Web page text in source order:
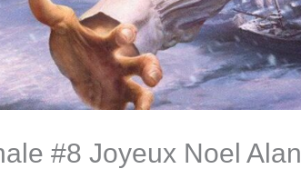
#8 Joyeux Noel Alan